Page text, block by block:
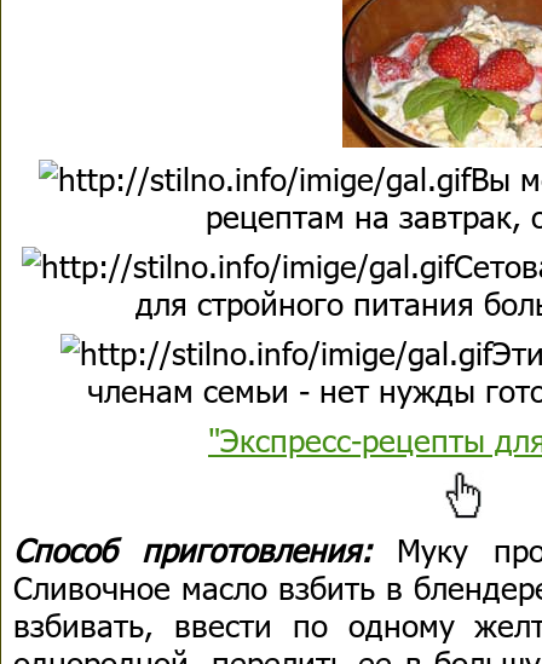
Вы
рецептам на завтрак,
для стройного питания
членам семьи - нет нужды
"Экспресс-рецепты
Способ приготовления: Муку
Сливочное масло взбить в
взбивать, ввести по одному